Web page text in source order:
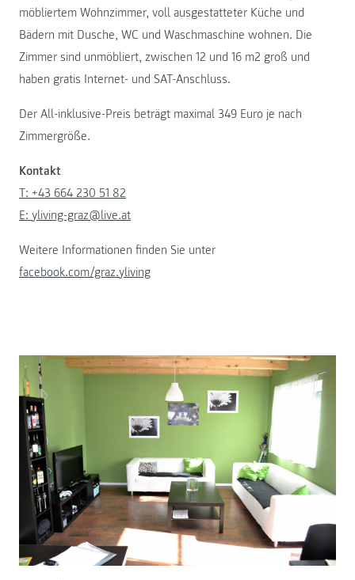
möbliertem Wohnzimmer, voll ausgestatteter Küche und
Bädern mit Dusche, WC und Waschmaschine wohnen. Die
Zimmer sind unmöbliert, zwischen 12 und 16 m2 groß und
haben gratis Internet- und SAT-Anschluss.
Der All-inklusive-Preis beträgt maximal 349 Euro je nach
Zimmergröße.
Kontakt
T: +43 664 230 51 82
E: yliving-graz@live.at
Weitere Informationen finden Sie unter
facebook.com/graz.yliving